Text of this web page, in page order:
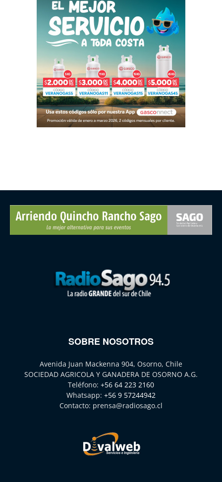
SOBRE NOSOTROS
Avenida Juan Mackenna 904, Osorno, Chile
SOCIEDAD AGRICOLA Y GANADERA DE OSORNO A.G.
Teléfono: +56 64 223 2160
Whatsapp: +56 9 57244942
Contacto: prensa@radiosago.cl